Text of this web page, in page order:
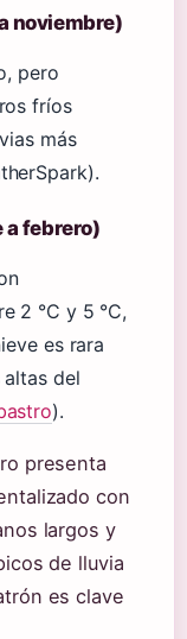
noviembre)
pero
fríos
más
a febrero)
2 °C y 5 °C,
es rara
del
).
presenta
con
largos y
de lluvia
es clave